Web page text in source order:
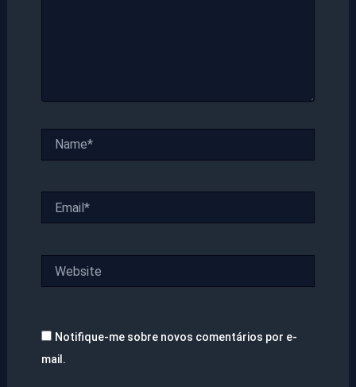
Notifique-me sobre novos comentários por e-
mail.